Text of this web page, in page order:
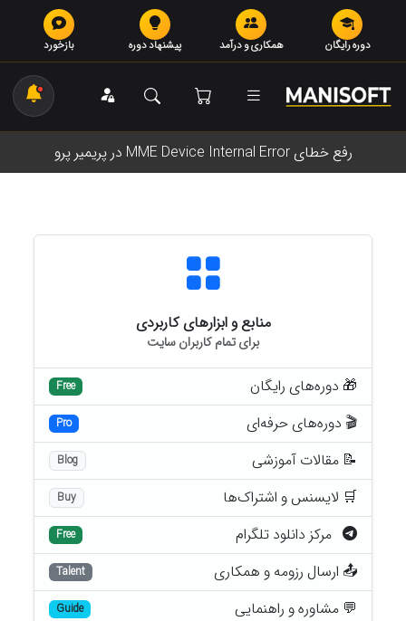
دوره رایگان همکاری و درآمد پیشنهاد دوره بازخورد
رفع خطای MME Device Internal Error در پریمیر پرو
منابع و ابزارهای کاربردی
برای تمام کاربران سایت
🎁 دوره‌های رایگان Free
🎬 دوره‌های حرفه‌ای Pro
📝 مقالات آموزشی Blog
🛒 لایسنس و اشتراک‌ها Buy
مرکز دانلود تلگرام Free
📤 ارسال رزومه و همکاری Talent
💬 مشاوره و راهنمایی Guide